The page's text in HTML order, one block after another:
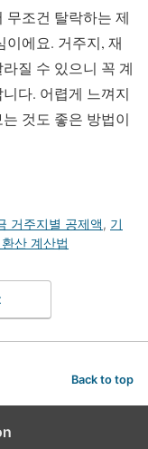
무조건 탈락하는 제
이에요. 거주지, 재
질 수 있으니 꼭 계
다. 어렵게 느껴지
것도 좋은 방법이
거주지별 공제액, 기
산 계산법
Back to top